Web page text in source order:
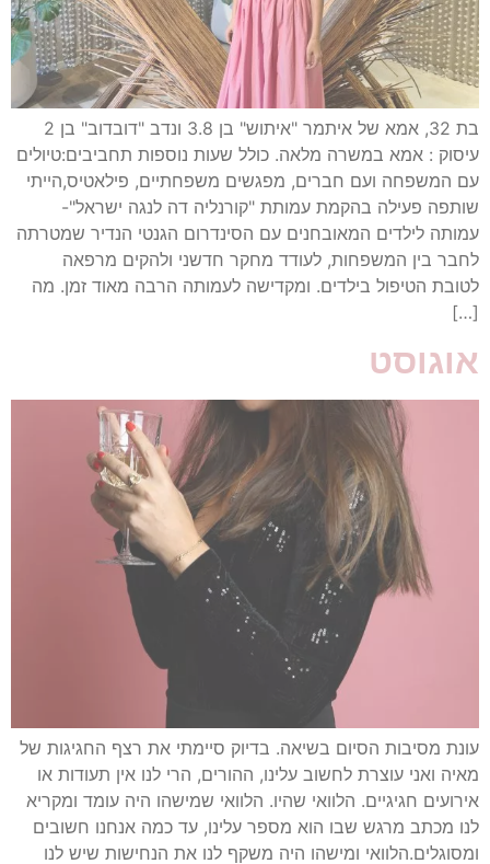
בת 32, אמא של איתמר "איתוש" בן 3.8 ונדב "דובדוב" בן 2
עיסוק : אמא במשרה מלאה. כולל שעות נוספות תחביבים:טיולים
עם המשפחה ועם חברים, מפגשים משפחתיים, פילאטיס,הייתי
שותפה פעילה בהקמת עמותת "קורנליה דה לנגה ישראל"-
עמותה לילדים המאובחנים עם הסינדרום הגנטי הנדיר שמטרתה
לחבר בין המשפחות, לעודד מחקר חדשני ולהקים מרפאה
לטובת הטיפול בילדים. ומקדישה לעמותה הרבה מאוד זמן. מה
[…]
אוגוסט
עונת מסיבות הסיום בשיאה. בדיוק סיימתי את רצף החגיגות של
מאיה ואני עוצרת לחשוב עלינו, ההורים, הרי לנו אין תעודות או
אירועים חגיגיים. הלוואי שהיו. הלוואי שמישהו היה עומד ומקריא
לנו מכתב מרגש שבו הוא מספר עלינו, עד כמה אנחנו חשובים
ומסוגלים.⁠הלוואי ומישהו היה משקף לנו את הנחישות שיש לנו